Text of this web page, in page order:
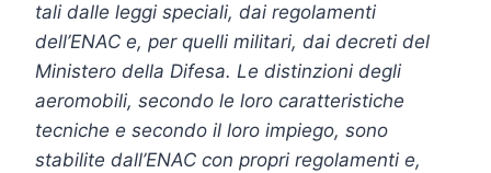
tali dalle leggi speciali, dai regolamenti
dell’ENAC e, per quelli militari, dai decreti del
Ministero della Difesa. Le distinzioni degli
aeromobili, secondo le loro caratteristiche
tecniche e secondo il loro impiego, sono
stabilite dall’ENAC con propri regolamenti e,